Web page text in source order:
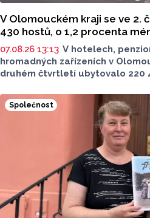
V Olomouckém kraji se ve 2.
430 hostů, o 1,2 procenta
07.08.26 13:13 V hotelech,
hromadných zařízeních v
druhém čtvrtletí ubytovalo 220
přibylo ubytovaných cizinců,
meziročně o 9,1 procenta více.
v regionu ubylo, kraj v tomto
turistů, což bylo meziročně o
počet přenocování v kraji klesl
dnes zveřejnil Český statistický
Společnost